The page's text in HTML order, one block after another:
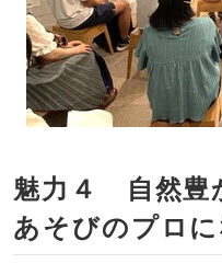
魅力４ 自然豊
あそびのプロに